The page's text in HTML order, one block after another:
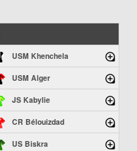
USM Khenchela
USM Alger
JS Kabylie
CR Bélouizdad
US Biskra